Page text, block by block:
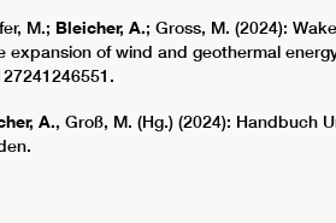
M.; Bleicher, A.; Gross, M. (2024):
expansion of wind and geothermal
A., Groß, M. (Hg.) (2024): Handbuch